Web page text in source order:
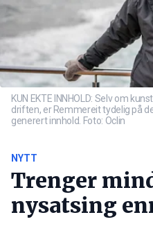
KUN EKTE INNHOLD: Selv om
driften, er Remmereit tydelig på
generert innhold. Foto: Oclin
NYTT
Trenger
nysatsing